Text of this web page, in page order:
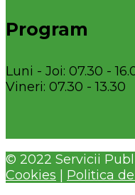
Program
Luni - Joi: 07.30 -
Vineri: 07.30 - 13.30
© 2022 Servicii
Cookies
Politica